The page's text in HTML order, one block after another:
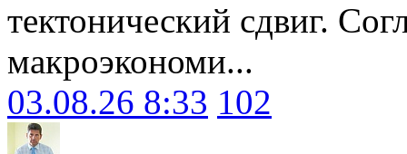
тектонический сдвиг.
макроэкономи...
03.08.26 8:33 102